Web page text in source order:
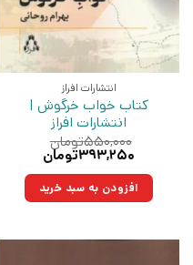
انتشارات افراز
کتاب خواب خرگوش |
انتشارات افراز
۵۵۰,۰۰۰تومان
قیمت
۵۵۰,۰۰۰تومان
بود.
۳۹۳,۲۵۰تومان
۳۹۳,۲۵۰تومان.افزودن به سبد خرید